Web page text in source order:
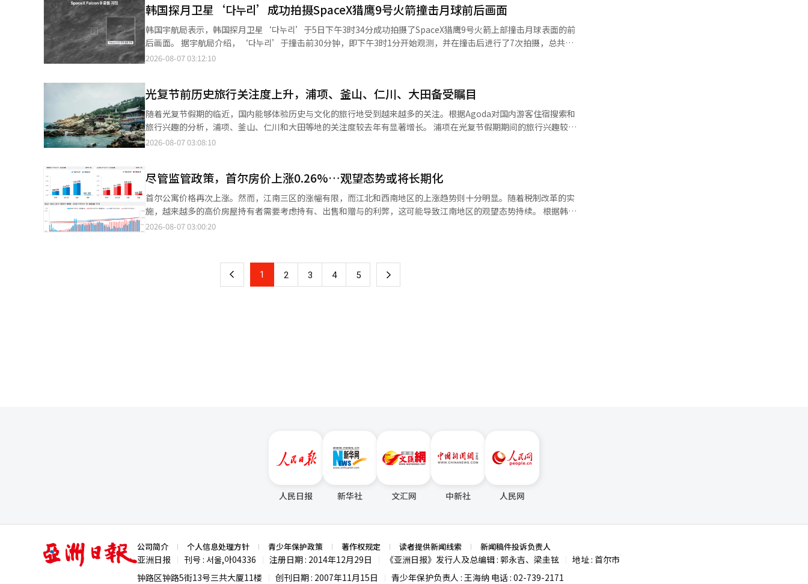
育教师方面，幼儿园和小学的选拔人数分别减少至2名和7名，而中学的选拔人数则增加至18名，显示出各级别之间的
差异。 "反映了退休、名誉退休及学生人数变化...待聘人数也有影响" 市教育厅指出，选拔人数减少的原因包括教师的
退休、名誉退休、学生人数的变化，以及教育部的教师供给方向。 市教育厅相关人士表示：“其他市和道也在减少小
学教师的选拔人数，整体上教师选拔呈减少趋势”，并指出“但很难明确计算各个因素的具体比例”。尤其是小学教
师减少幅度较大，主要是由于现有的待聘人数积压所致。 该人士补充道：“去年招聘后仍在等待发令的待聘人数较
此教育厅的自主决定有限。 任用考试的实施计划将于9月9日公布幼儿、小学、特殊教育（幼儿、小学）教师的相关
信息，初中教师的相关信息将于9月30日公布在市教育厅官网上。此次公布的选拔人数可能会根据下半年的教育部编
制确认结果进行调整。 报名将通过“在线教师招聘系统”进行。幼儿、小学、特殊教育（幼儿、小学）教师的报名时
间为9月28日至10月2日，初中教师的报名时间为10月12日至16日。初试将于11月7日进行幼儿、小学、特殊教育
韩国探月卫星‘다누리’成功拍摄SpaceX猎鹰9号火箭撞击月球前后画面
韩国宇航局表示，韩国探月卫星‘다누리’于5日下午3时34分成功拍摄了SpaceX猎鹰9号火箭上部撞击月球表面的前
后画面。 据宇航局介绍，‘다누리’于撞击前30分钟，即下午3时1分开始观测，并在撞击后进行了7次拍摄，总共进
行了8次拍摄。所有拍摄工作于当天上午7时完成。 ‘다누리’在火箭上部撞击月球表面后，通过轨道控制，经过撞击
拍摄了同一区域，以观察表面的偏振特性变化。 此次观测资料显示，撞击点附近的地形变化及喷发物扩散的痕迹得到
了确认。早在上个月9日，‘다누리’就对撞击预期点周围进行了两次预拍摄，以获取基准资料。 宇航局表示，此次
观测是对预先预测的人工物月球撞击进行轨道观测的重要案例。以往，人工物的月球撞击通常是在相当长时间后确认
表面变化，而‘다누리’则同时获取了撞击前的基准图像和撞击后的图像，从而获得了可以分离分析撞击造成变化的
资料。 美国国家航空航天局（NASA）的月球勘测轨道飞行器（LRO）也计划随后对撞击区域进行观测，而‘다누
击坑的准确规模和形状、喷发物的分布、表面反射和偏振特性变化等详细结果。分析结果将通过与NASA等的合作，
作为国际共同研究资料使用，并将用于利用人工撞击体进行月球表面物性研究和自然陨石撞击解析的校正等。 宇航局
局长吴太石表示：“‘다누리’在月球轨道上捕捉到人工物撞击前后的场景，证明了我们国家在轨道控制和任务运营
能力等方面的月球探测观测能力，这是一个重要的成就。”他还表示：“此次观测所获取的资料将为未来的月球研究
和宇宙探索战略提供重要基础。”※ 本报道经人工智能（AI）系统翻译与编辑。
2026-08-07 03:12:10
光复节前历史旅行关注度上升，浦项、釜山、仁川、大田备受瞩目
随着光复节假期的临近，国内能够体验历史与文化的旅行地受到越来越多的关注。根据Agoda对国内游客住宿搜索和
旅行兴趣的分析，浦项、釜山、仁川和大田等地的关注度较去年有显著增长。 浦项在光复节假期期间的旅行兴趣较去
年同期增长了75%，成为增长幅度最大的城市。这里以独立运动的历史遗迹德胜市场为中心，是享受历史旅行的好去
中，计划于2027年上半年开放。 仁川的住宿搜索量增长了38%。在青年白凡金九历史街，游客可以沿着金九先生的
生活和独立运动的足迹漫步。今年是金九先生诞辰150周年，至29日将举办印章旅游和特别展览等多项活动。 大田的
旅行兴趣增长了14%。国家注册文化遗产大田近现代史展览馆展示了大田的近现代历史。该馆还因电视剧《阳光先
生》和电影《辩护人》、《首尔的春天》等作品的拍摄地而闻名。 Agoda韩国分公司总裁亚历克斯·朴表
示：“Agoda的数据也显示，光复节期间对历史旅行地的关注有所增加，我们正在支持游客预订住宿和活动，以便他
2026-08-07 03:08:10
尽管监管政策，首尔房价上涨0.26%…观望态势或将长期化
首尔公寓价格再次上涨。然而，江南三区的涨幅有限，而江北和西南地区的上涨趋势则十分明显。随着税制改革的实
施，越来越多的高价房屋持有者需要考虑持有、出售和赠与的利弊，这可能导致江南地区的观望态势持续。 根据韩国
房地产院在8月6日发布的《2026年8月第一周全国周公寓价格动态》报告，截至8月3日，首尔公寓的交易价格较上周
区上涨了0.46%，西大门区上涨了0.43%。这主要是由于大型公寓和中小型公寓的购房需求持续。 在江南地区，金川
区上涨了0.32%，九老区和冠岳区各上涨了0.30%，永登浦区上涨了0.29%。相比之下，江南区仅上涨了0.01%，瑞
上涨了0.32%。金川区、江东区和松坡区也有所上涨，但瑞草区保持不变。※ 本报道经人工智能（AI）系统翻译与编
2026-08-07 03:00:20
上 1 2 3 4 5 下
人民日报 新华社 文汇网 中新社 人民网
亚
洲
日
公司简介 个人信息处理方针 青少年保护政策 著作权规定 读者提供新闻线索 新闻稿件投诉负责人
亚洲日报 刊号 : 서울,아04336 注册日期 : 2014年12月29日 《亚洲日报》发行人及总编辑 : 郭永吉、梁圭铉
地址 : 首尔市
钟路区钟路5街13号三共大厦11楼
创刊日期 : 2007年11月15日 青少年保护负责人 : 王海纳 电话 : 02-739-2171